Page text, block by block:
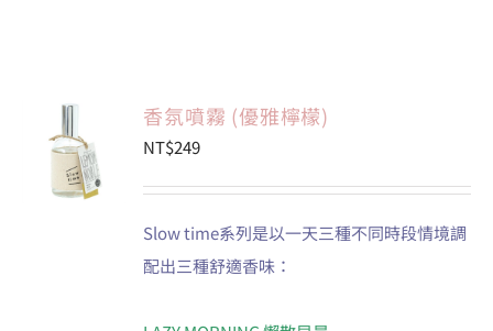
會員專區
加入購
物車
詳
情
香氛噴霧 (優雅檸檬)
NT$249
Slow time系列是以一天三種不同時段情境調
配出三種舒適香味：